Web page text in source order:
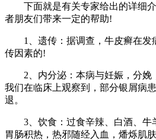
下面就是有关专家给出的详细介
者朋友们带来一定的帮助!
1、遗传：据调查，牛皮癣在发
传因素的!
2、内分泌：本病与妊娠，分娩
我们在临床上观察到，部分银屑病
退。
3、饮食：过食辛辣、白酒、牛
胃肠积热，热邪随经入血，燔烁肌